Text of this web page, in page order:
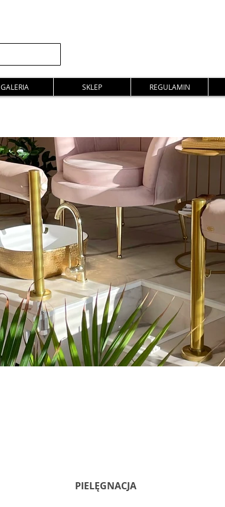
GALERIA SKLEP REGULAMIN
PIELĘGNACJA